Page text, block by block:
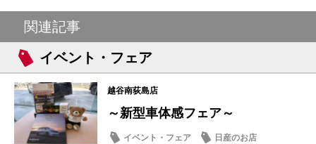
関連記事
イベント・フェア
越谷南荻島店
～新型車体感フェア～
イベント・フェア 日産のお店